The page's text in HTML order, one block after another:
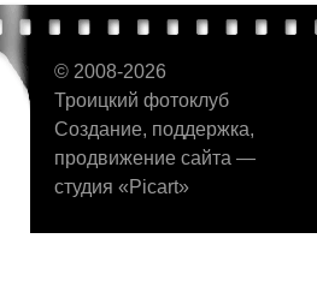
© 2008-2026
Троицкий фотоклуб
Создание, поддержка,
продвижение сайта —
студия «Picart»